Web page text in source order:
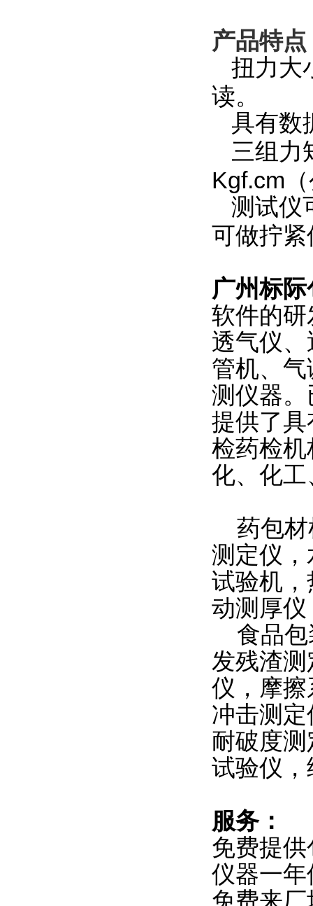
产品特点
扭力大
读。
具有数
三组力
Kgf.cm
测试仪
可做拧
广州标
软件的
透气仪
管机、
测仪器
提供了
检药检
化、化
药包材
测定仪
试验机
动测厚
食品包
发残渣
仪，摩
冲击测
耐破度
试验仪
服务：
免费提
仪器一
免费来